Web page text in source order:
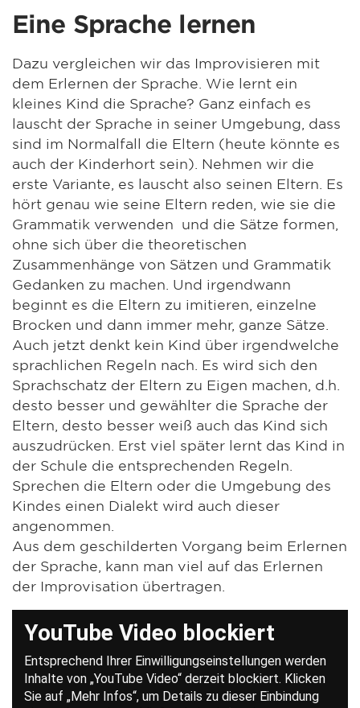
Eine Sprache lernen
Dazu vergleichen wir das Improvisieren mit
dem Erlernen der Sprache. Wie lernt ein
kleines Kind die Sprache? Ganz einfach es
lauscht der Sprache in seiner Umgebung, dass
sind im Normalfall die Eltern (heute könnte es
auch der Kinderhort sein). Nehmen wir die
erste Variante, es lauscht also seinen Eltern. Es
hört genau wie seine Eltern reden, wie sie die
Grammatik verwenden und die Sätze formen,
ohne sich über die theoretischen
Zusammenhänge von Sätzen und Grammatik
Gedanken zu machen. Und irgendwann
beginnt es die Eltern zu imitieren, einzelne
Brocken und dann immer mehr, ganze Sätze.
Auch jetzt denkt kein Kind über irgendwelche
sprachlichen Regeln nach. Es wird sich den
Sprachschatz der Eltern zu Eigen machen, d.h.
desto besser und gewählter die Sprache der
Eltern, desto besser weiß auch das Kind sich
auszudrücken. Erst viel später lernt das Kind in
der Schule die entsprechenden Regeln.
Sprechen die Eltern oder die Umgebung des
Kindes einen Dialekt wird auch dieser
angenommen.
Aus dem geschilderten Vorgang beim Erlernen
der Sprache, kann man viel auf das Erlernen
der Improvisation übertragen.